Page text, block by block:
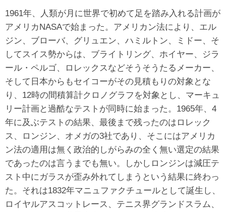
1961年、人類が月に世界で初めて足を踏み入れる計画が
アメリカNASAで始まった。アメリカン法により、エル
ジン、ブローバ、グリュエン、ハミルトン、ミドー、そ
してスイス勢からは、ブライトリング、ホイヤー、ジラ
ール・ペルゴ、ロレックスなどそうそうたるメーカー、
そして日本からもセイコーがその見積もりの対象とな
り、12時の間積算計クロノグラフを対象とし、マーキュ
リー計画と過酷なテストが同時に始まった。1965年、4
年に及ぶテストの結果、最後まで残ったのはロレック
ス、ロンジン、オメガの3社であり、そこにはアメリカ
ン法の適用は無く政治的しがらみの全く無い選定の結果
であったのは言うまでも無い。しかしロンジンは減圧テ
スト中にガラスが歪み外れてしまうという結果に終わっ
た。それは1832年マニュファクチュールとして誕生し、
ロイヤルアスコットレース、テニス界グランドスラム、